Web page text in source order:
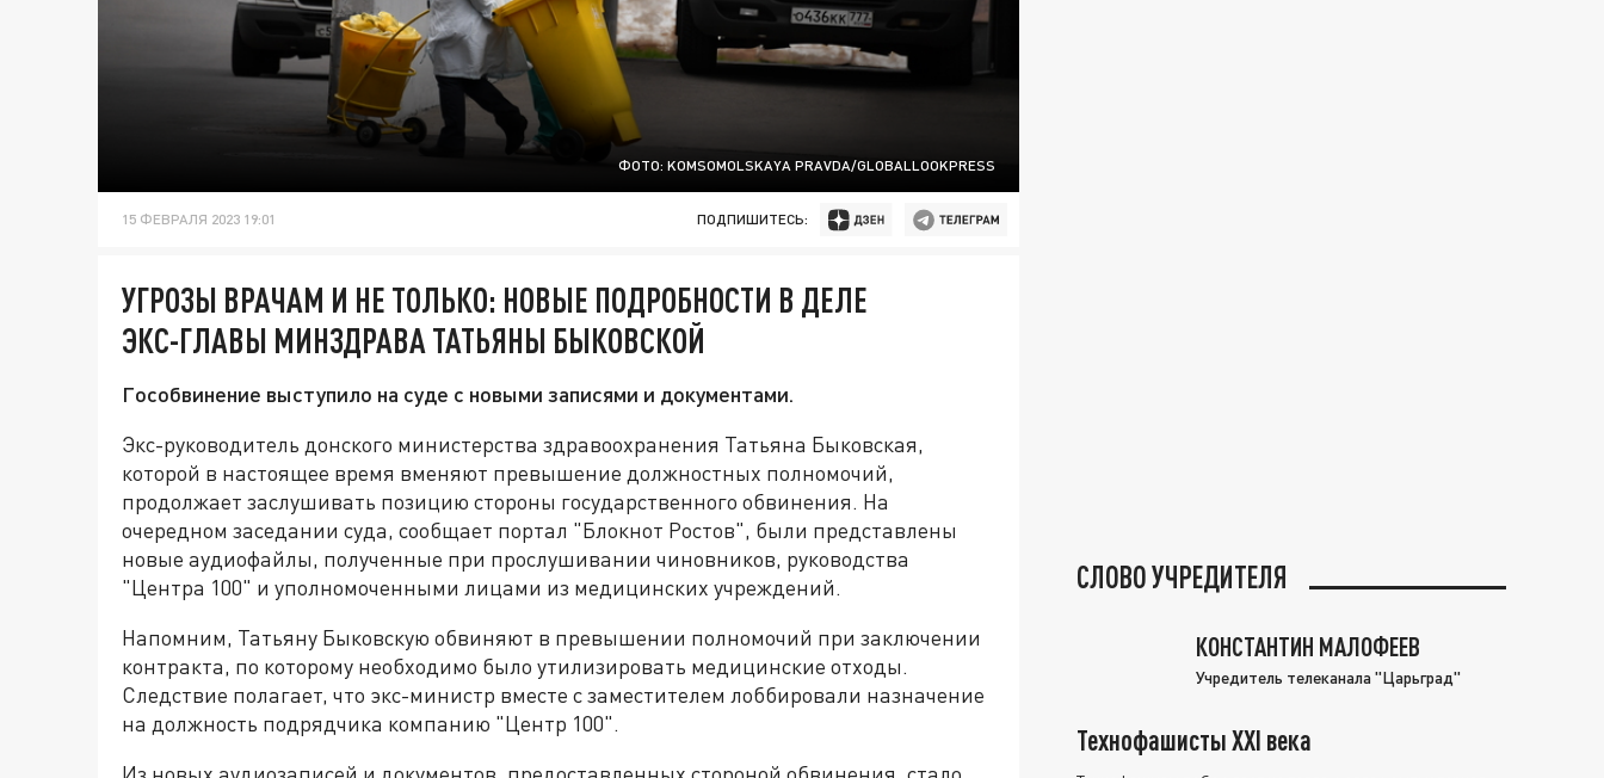
ФОТО: KOMSOMOLSKAYA PRAVDA/GLOBALLOOKPRESS
15 ФЕВРАЛЯ 2023 19:01 ПОДПИШИТЕСЬ:
УГРОЗЫ ВРАЧАМ И НЕ ТОЛЬКО: НОВЫЕ ПОДРОБНОСТИ В ДЕЛЕ
ЭКС-ГЛАВЫ МИНЗДРАВА ТАТЬЯНЫ БЫКОВСКОЙ
Гособвинение выступило на суде с новыми записями и документами.
Экс-руководитель донского министерства здравоохранения Татьяна Быковская,
которой в настоящее время вменяют превышение должностных полномочий,
продолжает заслушивать позицию стороны государственного обвинения. На
очередном заседании суда, сообщает портал "Блокнот Ростов", были представлены
новые аудиофайлы, полученные при прослушивании чиновников, руководства
"Центра 100" и уполномоченными лицами из медицинских учреждений.
Напомним, Татьяну Быковскую обвиняют в превышении полномочий при заключении
контракта, по которому необходимо было утилизировать медицинские отходы.
Следствие полагает, что экс-министр вместе с заместителем лоббировали назначение
на должность подрядчика компанию "Центр 100".
СЛОВО УЧРЕДИТЕЛЯ
КОНСТАНТИН МАЛОФЕЕВ
Учредитель телеканала "Царьград"
Технофашисты XXI века